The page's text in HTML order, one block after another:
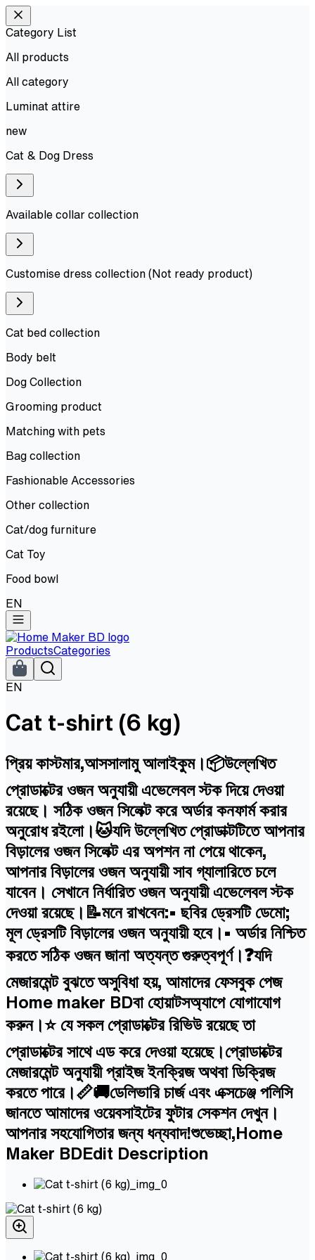
Category List
All products
All category
Luminat attire
new
Cat & Dog Dress
Available collar collection
Customise dress collection (Not ready product)
Cat bed collection
Body belt
Dog Collection
Grooming product
Matching with pets
Bag collection
Fashionable Accessories
Other collection
Cat/dog furniture
Cat Toy
Food bowl
EN
ProductsCategories
EN
Cat t-shirt (6 kg)
প্রিয় কাস্টমার,আসসালামু আলাইকুম।📦উল্লেখিত
প্রোডাক্টের ওজন অনুযায়ী এভেলেবল স্টক দিয়ে দেওয়া
রয়েছে। সঠিক ওজন সিলেক্ট করে অর্ডার কনফার্ম করার
অনুরোধ রইলো।🐱যদি উল্লেখিত প্রোডাক্টটিতে আপনার
বিড়ালের ওজন সিলেক্ট এর অপশন না পেয়ে থাকেন,
আপনার বিড়ালের ওজন অনুযায়ী সাব গ্যালারিতে চলে
যাবেন। সেখানে নির্ধারিত ওজন অনুযায়ী এভেলেবল স্টক
দেওয়া রয়েছে।📝মনে রাখবেন:• ছবির ড্রেসটি ডেমো;
মূল ড্রেসটি বিড়ালের ওজন অনুযায়ী হবে।• অর্ডার নিশ্চিত
করতে সঠিক ওজন জানা অত্যন্ত গুরুত্বপূর্ণ।❓যদি
মেজারমেন্ট বুঝতে অসুবিধা হয়, আমাদের ফেসবুক পেজ
Home maker BDবা হোয়াটসঅ্যাপে যোগাযোগ
করুন।⭐ যে সকল প্রোডাক্টের রিভিউ রয়েছে তা
প্রোডাক্টের সাথে এড করে দেওয়া হয়েছে।প্রোডাক্টের
মেজারমেন্ট অনুযায়ী প্রাইজ ইনক্রিজ অথবা ডিক্রিজ
করতে পারে।📏🚚ডেলিভারি চার্জ এবং এক্সচেঞ্জ পলিসি
জানতে আমাদের ওয়েবসাইটের ফুটার সেকশন দেখুন।
আপনার সহযোগিতার জন্য ধন্যবাদ!শুভেচ্ছা,Home
Maker BDEdit Description